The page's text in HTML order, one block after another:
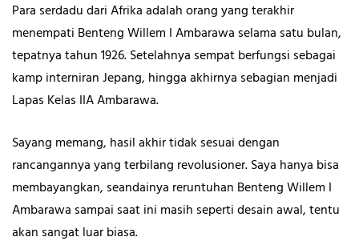
Para serdadu dari Afrika adalah orang yang terakhir
menempati Benteng Willem I Ambarawa selama satu bulan,
tepatnya tahun 1926. Setelahnya sempat berfungsi sebagai
kamp interniran Jepang, hingga akhirnya sebagian menjadi
Lapas Kelas IIA Ambarawa.
Sayang memang, hasil akhir tidak sesuai dengan
rancangannya yang terbilang revolusioner. Saya hanya bisa
membayangkan, seandainya reruntuhan Benteng Willem I
Ambarawa sampai saat ini masih seperti desain awal, tentu
akan sangat luar biasa.